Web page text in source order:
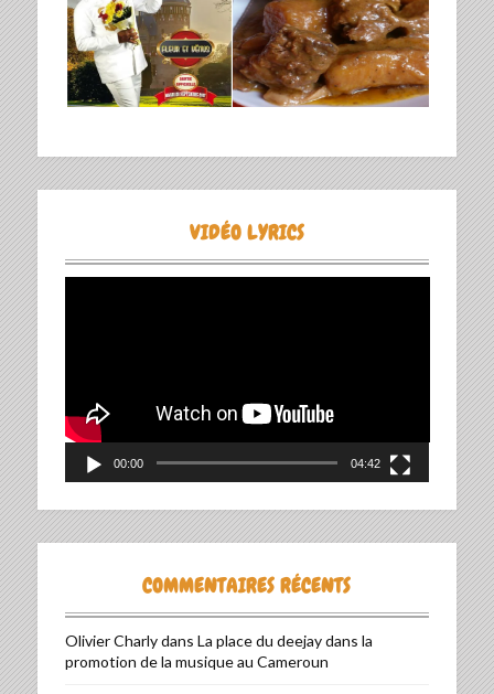
VIDÉO LYRICS
00:00 04:42
COMMENTAIRES RÉCENTS
Olivier Charlydans La place du deejay dans la
promotion de la musique au Cameroun